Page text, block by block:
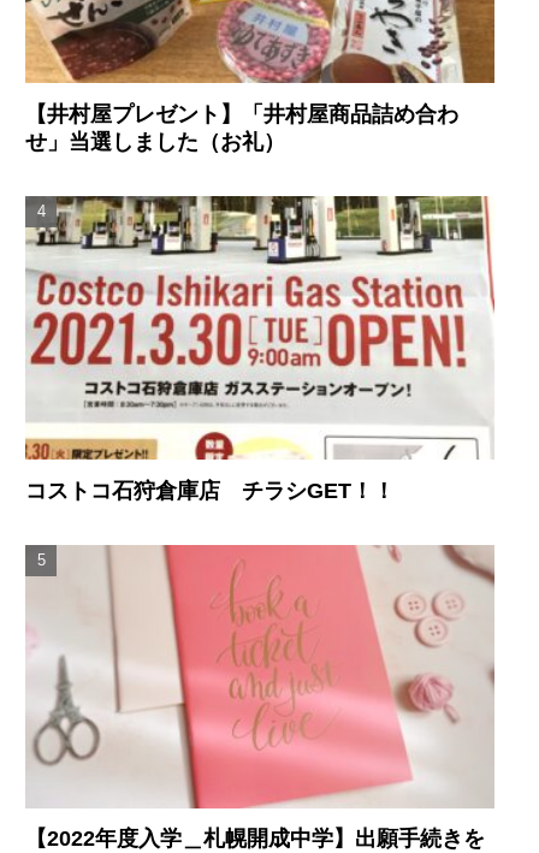
【井村屋プレゼント】「井村屋商品詰め合わ
せ」当選しました（お礼）
コストコ石狩倉庫店 チラシGET！！
【2022年度入学＿札幌開成中学】出願手続きを